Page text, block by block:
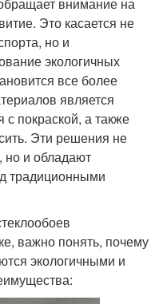
внимание на
Это касается не
но и
экологичных
все более
является
с покраской, а также
Эти решения не
но и обладают
традиционными
важно понять, почему
экологичными и